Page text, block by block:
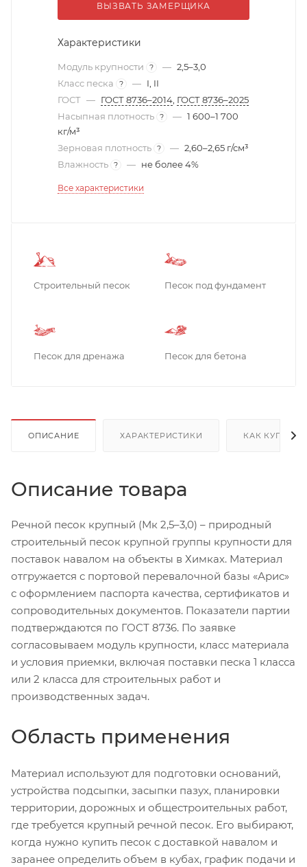
ВЫЗВАТЬ ЗАМЕРЩИКА
Характеристики
Модуль крупности ? — 2,5–3,0
Класс песка
? — I, II
ГОСТ — ГОСТ 8736–2014, ГОСТ 8736–2025
Насыпная плотность ? — 1 600–1 700
кг/м³
Зерновая плотность ? — 2,60–2,65 г/см³
Влажность ? — не более 4%
Все характеристики
Строительный песок Песок под фундамент
Песок для дренажа Песок для бетона
ОПИСАНИЕ ХАРАКТЕРИСТИКИ КАК КУПИТЬ
Описание товара
Речной песок крупный (Мк 2,5–3,0) – природный
строительный песок крупной группы крупности для
поставок навалом на объекты в Химках. Материал
отгружается с портовой перевалочной базы «Арис»
с оформлением паспорта качества, сертификатов и
сопроводительных документов. Показатели партии
подтверждаются по ГОСТ 8736. По заявке
согласовываем модуль крупности, класс материала
и условия приемки, включая поставки песка 1 класса
или 2 класса для строительных работ и
производственных задач.
Область применения
Материал используют для подготовки оснований,
устройства подсыпки, засыпки пазух, планировки
территории, дорожных и общестроительных работ,
где требуется крупный речной песок. Его выбирают,
когда нужно купить песок с доставкой навалом и
заранее определить объем в кубах, график подачи и